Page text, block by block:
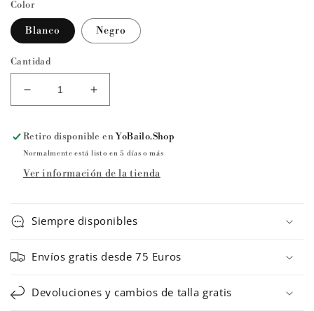
Color
Blanco Negro
Cantidad
Reducir
cantidad
Maillot
con
tutú
Intermezzo
Aumentar
cantidad
Maillot
con
tutú
Intermezzo
Retiro disponible enYoBailo.Shop
Normalmente está listo en 5 días o más
Ver información de la tienda
Siempre disponibles
Envíos gratis desde 75 Euros
Devoluciones y cambios de talla gratis